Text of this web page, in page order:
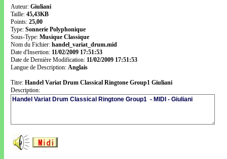
Auteur: Giuliani
Taille: 45,43KB
Points: 25,00
Type: Sonnerie Polyphonique
Sous-Type: Musique Classique
Nom du Fichier: handel_variat_drum.mid
Date d'Insertion: 11/02/2009 17:51:53
Date de Dernière Modification: 11/02/2009 17:51:53
Langue de Description: Anglais
Titre: Handel Variat Drum Classical Ringtone Group1 Giuliani
Description: